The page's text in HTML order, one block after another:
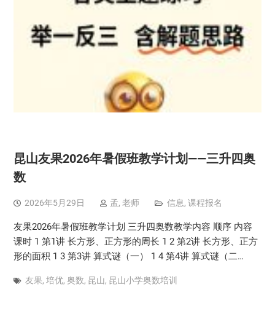
昆山友果2026年暑假班教学计划——三升四奥
数
2026年5月29日 孟, 老师 信息, 课程报名
友果2026年暑假班教学计划 三升四奥数教学内容 顺序 内容
课时 1 第1讲 长方形、正方形的周长 1 2 第2讲 长方形、正方
形的面积 1 3 第3讲 算式谜（一） 1 4 第4讲 算式谜（二…
友果, 培优, 奥数, 昆山, 昆山小学奥数培训